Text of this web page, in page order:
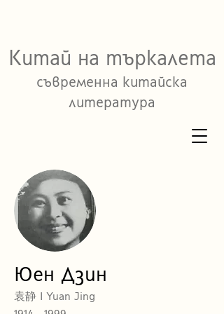
Китай на търкалета
съвременна китайска
литература
Юен Дзин
袁静 I Yuan Jing